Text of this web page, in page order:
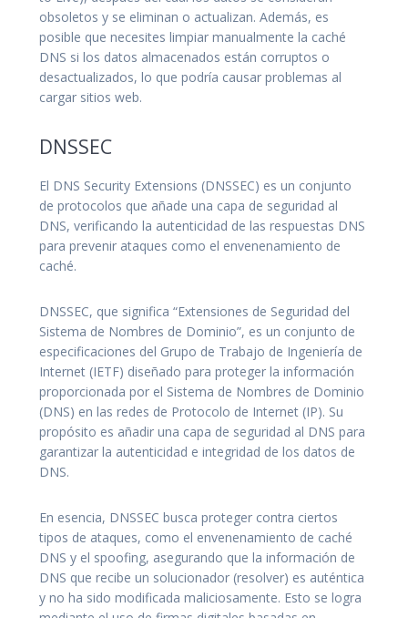
obsoletos y se eliminan o actualizan. Además, es
posible que necesites limpiar manualmente la caché
DNS si los datos almacenados están corruptos o
desactualizados, lo que podría causar problemas al
cargar sitios web.
DNSSEC
El DNS Security Extensions (DNSSEC) es un conjunto
de protocolos que añade una capa de seguridad al
DNS, verificando la autenticidad de las respuestas DNS
para prevenir ataques como el envenenamiento de
caché.
DNSSEC, que significa “Extensiones de Seguridad del
Sistema de Nombres de Dominio”, es un conjunto de
especificaciones del Grupo de Trabajo de Ingeniería de
Internet (IETF) diseñado para proteger la información
proporcionada por el Sistema de Nombres de Dominio
(DNS) en las redes de Protocolo de Internet (IP). Su
propósito es añadir una capa de seguridad al DNS para
garantizar la autenticidad e integridad de los datos de
DNS.
En esencia, DNSSEC busca proteger contra ciertos
tipos de ataques, como el envenenamiento de caché
DNS y el spoofing, asegurando que la información de
DNS que recibe un solucionador (resolver) es auténtica
y no ha sido modificada maliciosamente. Esto se logra